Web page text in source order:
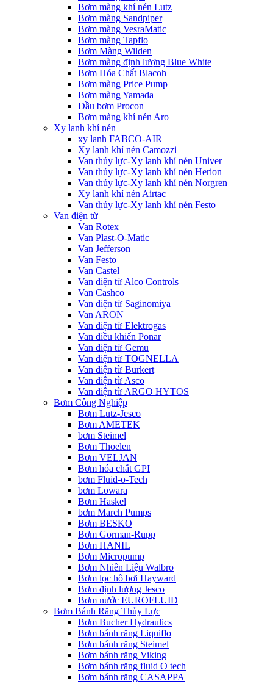
Bơm màng khí nén Lutz
Bơm màng Sandpiper
Bơm màng VesraMatic
Bơm màng Tapflo
Bơm Màng Wilden
Bơm màng định lượng Blue White
Bơm Hóa Chất Blacoh
Bơm màng Price Pump
Bơm màng Yamada
Đầu bơm Procon
Bơm màng khí nén Aro
Xy lanh khí nén
xy lanh FABCO-AIR
Xy lanh khí nén Camozzi
Van thủy lực-Xy lanh khí nén Univer
Van thủy lực-Xy lanh khí nén Herion
Van thủy lực-Xy lanh khí nén Norgren
Xy lanh khí nén Airtac
Van thủy lực-Xy lanh khí nén Festo
Van điện từ
Van Rotex
Van Plast-O-Matic
Van Jefferson
Van Festo
Van Castel
Van điện từ Alco Controls
Van Cashco
Van điện từ Saginomiya
Van ARON
Van điện từ Elektrogas
Van điều khiển Ponar
Van điện từ Gemu
Van điện từ TOGNELLA
Van điện từ Burkert
Van điện từ Asco
Van điện từ ARGO HYTOS
Bơm Công Nghiệp
Bơm Lutz-Jesco
Bơm AMETEK
bơm Steimel
Bơm Thoelen
Bơm VELJAN
Bơm hóa chất GPI
bơm Fluid-o-Tech
bơm Lowara
Bơm Haskel
bơm March Pumps
Bơm BESKO
Bơm Gorman-Rupp
Bơm HANIL
Bơm Micropump
Bơm Nhiên Liệu Walbro
Bơm lọc hồ bơi Hayward
Bơm định lượng Jesco
Bơm nước EUROFLUID
Bơm Bánh Răng Thủy Lực
Bơm Bucher Hydraulics
Bơm bánh răng Liquiflo
Bơm bánh răng Steimel
Bơm bánh răng Viking
Bơm bánh răng fluid O tech
Bơm bánh răng CASAPPA